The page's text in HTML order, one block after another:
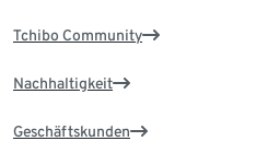
Tchibo Community
Nachhaltigkeit
Geschäftskunden